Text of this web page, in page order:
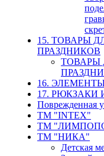
15. ТОВАРЫ
ПРАЗДНИКОВ
ТОВАРЫ
16.
17. РЮКЗАКИ
Поврежденная
ТМ "INTEX"
ТМ
ТМ "НИКА"
Детская